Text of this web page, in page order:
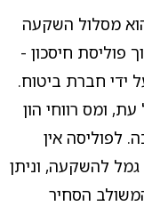
מסלול השקעה
פוליסת חיסכון -
ידי חברת ביטוח.
ומס רווחי הון
לפוליסה אין
להשקעה, וניתן
הסחיר